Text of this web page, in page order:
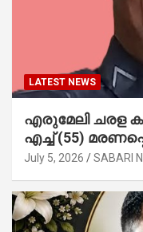
LATEST NEWS
എരുമേലി ചരള
എച്ച് (55)
July 5, 2026 SABARI